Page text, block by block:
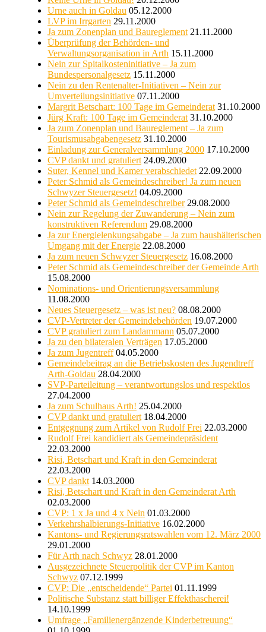
Urne auch in Goldau 05.12.2000
LVP im Irrgarten 29.11.2000
Ja zum Zonenplan und Baureglement 21.11.2000
Überprüfung der Behörden- und
Verwaltungsorganisation in Arth 15.11.2000
Nein zur Spitalkosteninitiative – Ja zum
Bundespersonalgesetz 15.11.2000
Nein zu den Rentenalter-Initiativen – Nein zur
Umverteilungsinitiative 07.11.2000
Margrit Betschart: 100 Tage im Gemeinderat 31.10.2000
Jürg Kraft: 100 Tage im Gemeinderat 31.10.2000
Ja zum Zonenplan und Baureglement – Ja zum
Tourismusabgabengesetz 31.10.2000
Einladung zur Generalversammlung 2000 17.10.2000
CVP dankt und gratuliert 24.09.2000
Suter, Kennel und Kamer verabschiedet 22.09.2000
Peter Schmid als Gemeindeschreiber! Ja zum neuen
Schwyzer Steuergesetz! 04.09.2000
Peter Schmid als Gemeindeschreiber 29.08.2000
Nein zur Regelung der Zuwanderung – Nein zum
konstruktiven Referendum 29.08.2000
Ja zur Energielenkungsabgabe – Ja zum haushälterischen
Umgang mit der Energie 22.08.2000
Ja zum neuen Schwyzer Steuergesetz 16.08.2000
Peter Schmid als Gemeindeschreiber der Gemeinde Arth
15.08.2000
Nominations- und Orientierungsversammlung
11.08.2000
Neues Steuergesetz – was ist neu? 08.08.2000
CVP-Vertreter der Gemeindebehörden 19.07.2000
CVP gratuliert zum Landammann 05.07.2000
Ja zu den bilateralen Verträgen 17.05.2000
Ja zum Jugentreff 04.05.2000
Gemeindebeitrag an die Betriebskosten des Jugendtreff
Arth-Goldau 28.04.2000
SVP-Parteileitung – verantwortungslos und respektlos
27.04.2000
Ja zum Schulhaus Arth! 25.04.2000
CVP dankt und gratuliert 18.04.2000
Entgegnung zum Artikel von Rudolf Frei 22.03.2000
Rudolf Frei kandidiert als Gemeindepräsident
22.03.2000
Risi, Betschart und Kraft in den Gemeinderat
22.03.2000
CVP dankt 14.03.2000
Risi, Betschart und Kraft in den Gemeinderat Arth
02.03.2000
CVP: 1 x Ja und 4 x Nein 01.03.2000
Verkehrshalbierungs-Initiative 16.02.2000
Kantons- und Regierungsratswahlen vom 12. März 2000
29.01.2000
Für Arth nach Schwyz 28.01.2000
Ausgezeichnete Steuerpolitik der CVP im Kanton
Schwyz 07.12.1999
CVP: Die „entscheidende“ Partei 01.11.1999
Politische Substanz statt billiger Effekthascherei!
14.10.1999
Umfrage „Familienergänzende Kinderbetreuung“